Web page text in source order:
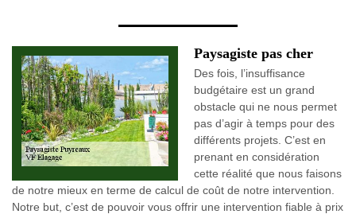
Paysagiste pas cher
Des fois, l’insuffisance
budgétaire est un grand
obstacle qui ne nous permet
pas d’agir à temps pour des
différents projets. C’est en
prenant en considération
cette réalité que nous faisons
de notre mieux en terme de calcul de coût de notre intervention.
Notre but, c’est de pouvoir vous offrir une intervention fiable à prix